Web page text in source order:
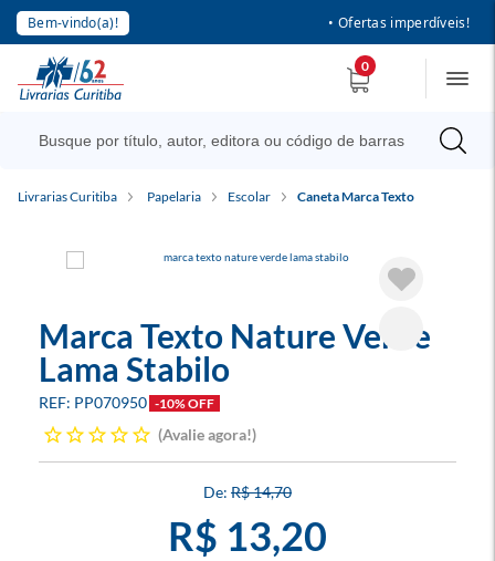
Bem-vindo(a)! • Ofertas imperdíveis!
0
Livrarias Curitiba Papelaria Escolar Caneta Marca Texto
Marca Texto Nature Verde
Lama Stabilo
PP070950 -10% OFF
Avalie agora!
R$ 14,70
R$ 13,20